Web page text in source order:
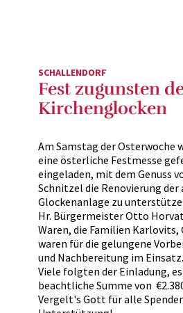
SCHALLENDORF
Fest zugunsten
Kirchenglocken
Am Samstag der Osterwoche
eine österliche Festmesse
eingeladen, mit dem Genuss
Schnitzel die Renovierung
Glockenanlage zu
Hr. Bürgermeister Otto
Waren, die Familien Karlovits,
waren für die gelungene
und Nachbereitung im Einsatz.
Viele folgten der Einladung,
beachtliche Summe von
Vergelt's Gott für alle